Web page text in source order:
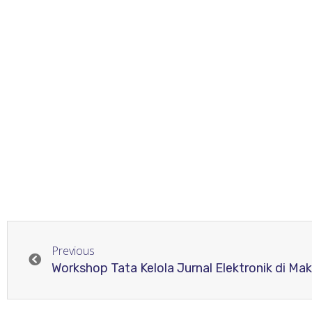
Previous
Workshop Tata Kelola Jurnal Elektronik di